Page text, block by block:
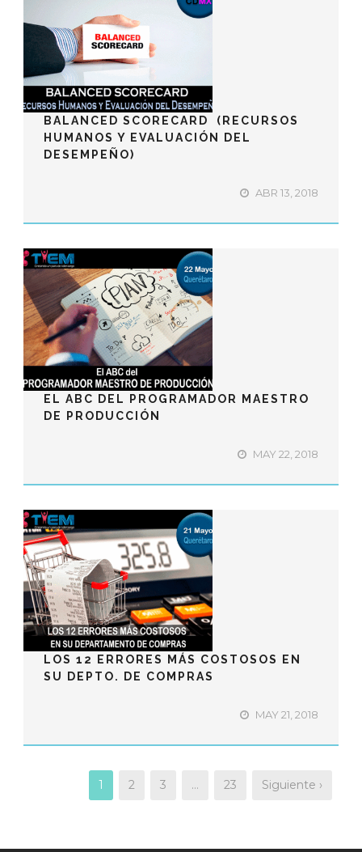
BALANCED SCORECARD (RECURSOS
HUMANOS Y EVALUACIÓN DEL
DESEMPEÑO)
ABR 13, 2018
EL ABC DEL PROGRAMADOR MAESTRO
DE PRODUCCIÓN
MAY 22, 2018
LOS 12 ERRORES MÁS COSTOSOS EN
SU DEPTO. DE COMPRAS
MAY 21, 2018
1 2 3 … 23 Siguiente ›